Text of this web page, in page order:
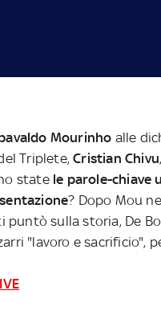
Mourinho alle
Triplete,Cristian Chivu
state le parole-chiave
? Dopo Mou
puntò sulla storia, De
"lavoro e sacrificio",